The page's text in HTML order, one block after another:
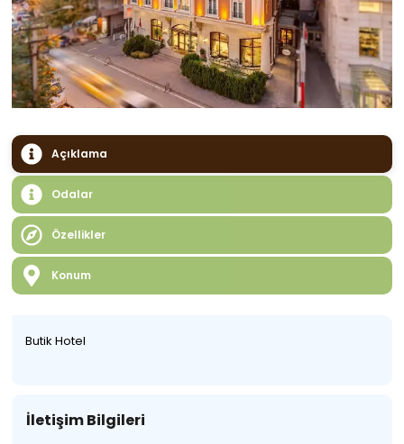
Açıklama
Odalar
Özellikler
Konum
Butik Hotel
İletişim Bilgileri